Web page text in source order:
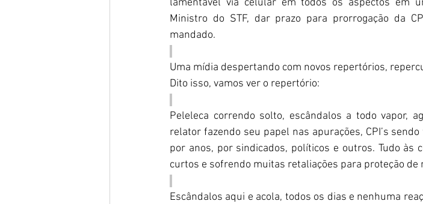
lamentável via celular em todos os aspectos em
Ministro do STF, dar prazo para prorrogação da
mandado.
Uma mídia despertando com novos repertórios,
Dito isso, vamos ver o repertório:
Peleleca correndo solto, escândalos a todo vapor,
relator fazendo seu papel nas apurações, CPI’s
por anos, por sindicados, políticos e outros. Tudo às
curtos e sofrendo muitas retaliações para proteção de
Escândalos aqui e acola, todos os dias e nenhuma